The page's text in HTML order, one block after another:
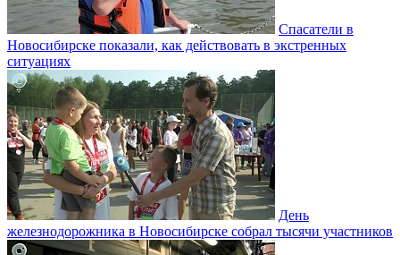
Спасатели в
Новосибирске показали, как действовать в экстренных
ситуациях
День
железнодорожника в Новосибирске собрал тысячи участников